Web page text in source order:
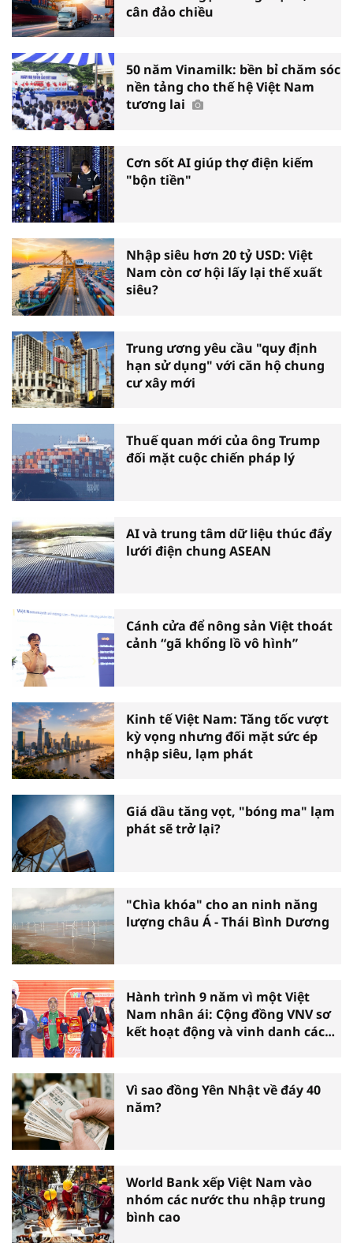
cân đảo chiều
50 năm Vinamilk: bền bỉ chăm sóc
nền tảng cho thế hệ Việt Nam
tương lai
Cơn sốt AI giúp thợ điện kiếm
"bộn tiền"
Nhập siêu hơn 20 tỷ USD: Việt
Nam còn cơ hội lấy lại thế xuất
siêu?
Trung ương yêu cầu "quy định
hạn sử dụng" với căn hộ chung
cư xây mới
Thuế quan mới của ông Trump
đối mặt cuộc chiến pháp lý
AI và trung tâm dữ liệu thúc đẩy
lưới điện chung ASEAN
Cánh cửa để nông sản Việt thoát
cảnh “gã khổng lồ vô hình”
Kinh tế Việt Nam: Tăng tốc vượt
kỳ vọng nhưng đối mặt sức ép
nhập siêu, lạm phát
Giá dầu tăng vọt, "bóng ma" lạm
phát sẽ trở lại?
"Chìa khóa" cho an ninh năng
lượng châu Á - Thái Bình Dương
Hành trình 9 năm vì một Việt
Nam nhân ái: Cộng đồng VNV sơ
kết hoạt động và vinh danh các
Vì sao đồng Yên Nhật về đáy 40
năm?
World Bank xếp Việt Nam vào
nhóm các nước thu nhập trung
bình cao